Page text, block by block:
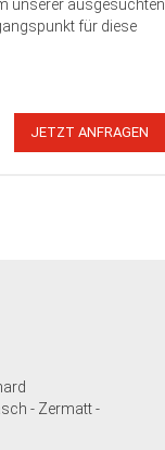
unserer ausgesuchten
für diese
JETZT ANFRAGEN
- Zermatt -